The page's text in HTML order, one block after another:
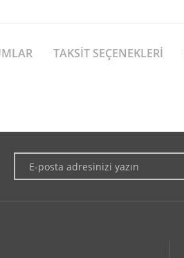
TAKSIT SEÇENEKLERI
ederiz.
bulunuyor.